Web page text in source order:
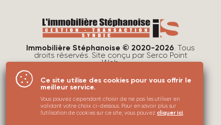
Immobilière Stéphanoise © 2020-2026. Tous
droits réservés. Site conçu par Serco Point
Web.
Protection des données
Utilisations des cookies
Plan du site
Ce site utilise des cookies pour vous offrir le
meilleur service.
Vous pouvez cependant choisir de ne pas les utiliser en
validant votre choix ci-dessous. Pour en savoir plus sur
l'utilisation de cookies sur ce site, vous pouvezcliquer ici